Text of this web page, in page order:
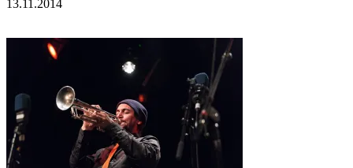
13.11.2014